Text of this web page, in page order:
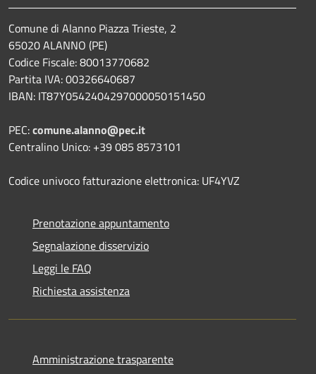
Comune di Alanno Piazza Trieste, 2
65020 ALANNO (PE)
Codice Fiscale: 80013770682
Partita IVA: 00326640687
IBAN: IT87Y0542404297000050151450
PEC:comune.alanno@pec.it
Centralino Unico: +39 085 8573101
Codice univoco fatturazione elettronica: UF4YVZ
Prenotazione appuntamento
Segnalazione disservizio
Leggi le FAQ
Richiesta assistenza
Amministrazione trasparente